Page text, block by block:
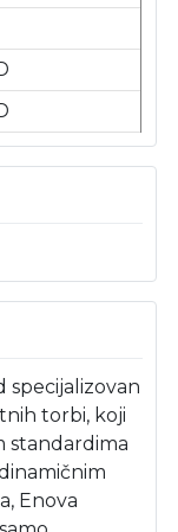
specijalizovan
torbi, koji
standardima
Enova